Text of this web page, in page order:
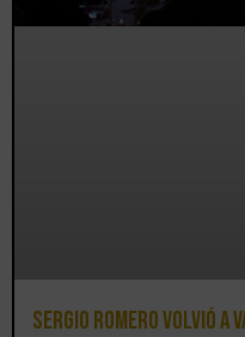
Sergio Romero volvió a